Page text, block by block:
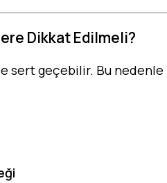
Dikkat Edilmeli?
sert geçebilir. Bu